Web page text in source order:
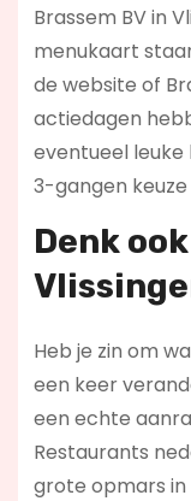
Brassem BV in
menukaart
de website of
actiedagen
eventueel
3-gangen
Denk
Heb je zin om
een keer
een echte
Restaurants
grote opmars in